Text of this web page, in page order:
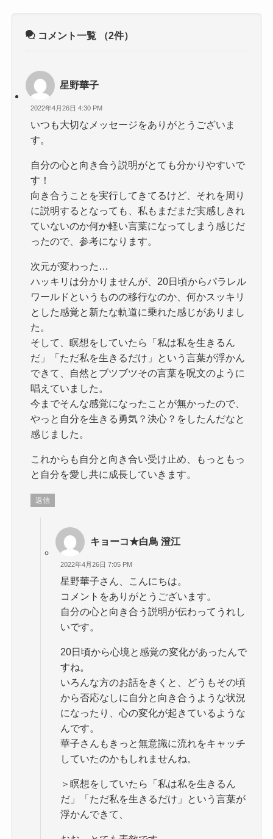
コメント一覧 （2件）
星野華子
2022年4月26日 4:30 PM
いつも大切なメッセージをありがとうございま
す。
自分の心と向き合う説明がとても分かりやすいで
す！
向き合うことを実行してきてるけど、それを周り
に説明するとなっても、私もまだまだ実感しきれ
ていないのか何か軽い言葉になってしまう感じだ
ったので、参考になります。
次元が変わった…
ハッキリは分かりませんが、20日頃からパラレル
ワールドというものの移行なのか、何かスッキリ
とした感覚と新たな軌道に乗れた感じがありまし
た。
そして、瞑想をしていたら「私は私を生きるん
だ」「ただ私を生きるだけ」という言葉が浮かん
できて、自然とブツブツその言葉を呪文のように
唱えていました。
今までそんな感覚になったことが無かったので、
やっと自分を生きる勇気？決心？をしたんだなと
感じました。
これからも自分と向き合い受け止め、もっともっ
と自分を愛し共に成長していきます。
返信
キョーコ★白鳥 澄江
2022年4月26日 7:05 PM
星野華子さん、こんにちは。
コメントをありがとうございます。
自分の心と向き合う説明が伝わってうれし
いです。
20日頃から心境と感覚の変化があったんで
すね。
いろんな方のお話をきくと、どうもその頃
から否応なしに自分と向き合うような状況
になったり、心の変化が起きているような
んです。
華子さんもきっと無意識に流れをキャッチ
していたのかもしれませんね。
＞瞑想をしていたら「私は私を生きるん
だ」「ただ私を生きるだけ」という言葉が
浮かんできて、